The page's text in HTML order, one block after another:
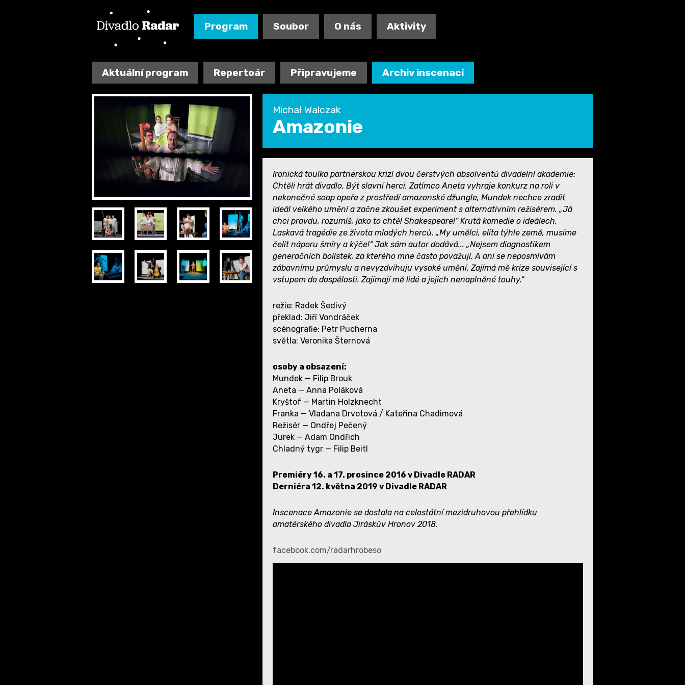
Program Soubor O nás Aktivity
Aktuální program Repertoár Připravujeme Archiv inscenací
Michał Walczak
Amazonie
Ironická toulka partnerskou krizí dvou čerstvých absolventů divadelní akademie:
Chtěli hrát divadlo. Být slavní herci. Zatímco Aneta vyhraje konkurz na roli v
nekonečné soap opeře z prostředí amazonské džungle, Mundek nechce zradit
ideál velkého umění a začne zkoušet experiment s alternativním režisérem. „Já
chci pravdu, rozumíš, jako to chtěl Shakespeare!“ Krutá komedie o ideálech.
Laskavá tragédie ze života mladých herců. „My umělci, elita týhle země, musíme
čelit náporu šmíry a kýče!“ Jak sám autor dodává... „Nejsem diagnostikem
generačních bolístek, za kterého mne často považují. A ani se neposmívám
zábavnímu průmyslu a nevyzdvihuju vysoké umění. Zajímá mě krize související s
vstupem do dospělosti. Zajímají mě lidé a jejich nenaplněné touhy.“
režie: Radek Šedivý
překlad: Jiří Vondráček
scénografie: Petr Pucherna
světla: Veronika Šternová
osoby a obsazení:
Mundek — Filip Brouk
Aneta — Anna Poláková
Kryštof — Martin Holzknecht
Franka — Vladana Drvotová / Kateřina Chadimová
Režisér — Ondřej Pečený
Jurek — Adam Ondřich
Chladný tygr — Filip Beitl
Premiéry 16. a 17. prosince 2016 v Divadle RADAR
Derniéra 12. května 2019 v Divadle RADAR
Inscenace Amazonie se dostala na celostátní mezidruhovou přehlídku
amatérského divadla Jiráskův Hronov 2018.
facebook.com/radarhrobeso